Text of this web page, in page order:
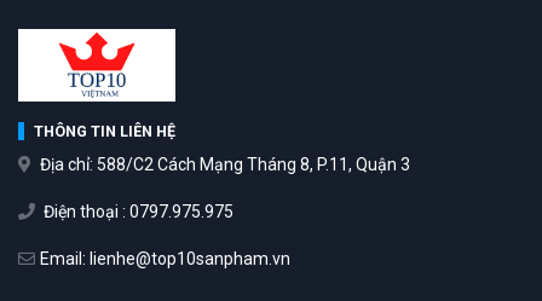
THÔNG TIN LIÊN HỆ
Địa chỉ: 588/C2 Cách Mạng Tháng 8, P.11, Quận 3
Điện thoại : 0797.975.975
Email: lienhe@top10sanpham.vn